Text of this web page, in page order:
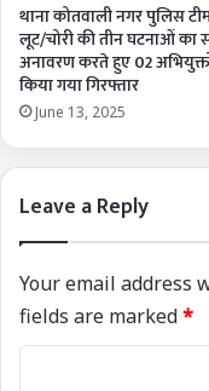
थाना कोतवाली नगर पुलिस टीम
लूट/चोरी की तीन घटनाओं
अनावरण करते हुए 02
किया गया गिरफ्तार
June 13, 2025
Leave a Reply
Your email address
fields are marked*